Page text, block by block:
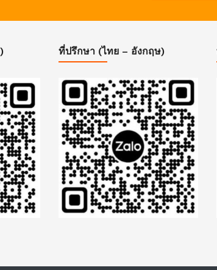
ที่ปรึกษา (ไทย – อังกฤษ)